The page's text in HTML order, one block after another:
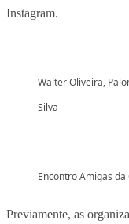
Instagram.
Walter Oliveira,
Silva
Encontro Amigas da
Previamente, as